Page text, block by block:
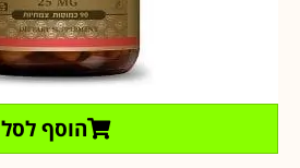
הוסף לסל